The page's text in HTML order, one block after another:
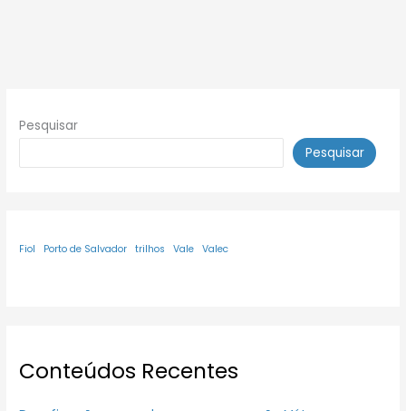
Pesquisar
Pesquisar
Fiol Porto de Salvador trilhos Vale Valec
Conteúdos Recentes